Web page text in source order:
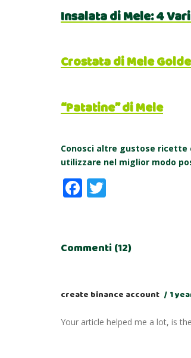
Insalata di Mele: 4
Crostata di Mele
“Patatine” di Mele
Conosci altre gustose ricette
utilizzare nel miglior modo
Facebook
Commenti (12)
create binance account 1
Your article helped me a lot, is